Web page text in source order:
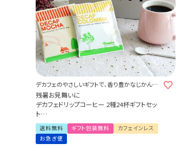
デカフェのやさしいギフトで、香り豊かなじかんを
贈ろう。
残暑お見舞いに
デカフェドリップコーヒー 2種24杯ギフトセッ
ト
カフェインレス 送料無料
出産祝い 御祝 い プチギフト (dc)
送料無料 ギフト包装無料
カフェインレス
お急ぎ便